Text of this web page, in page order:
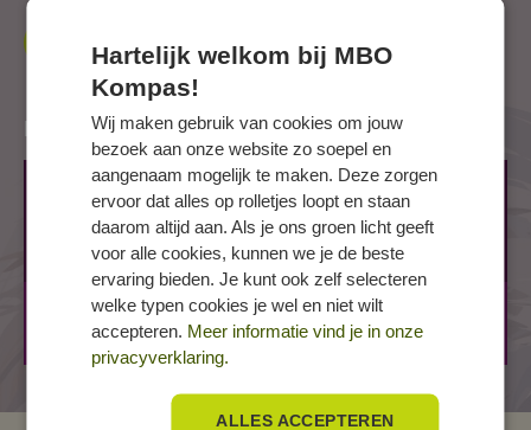
Naar website opleider
Locaties
GOES, Bessestraat
Bessestraat 4
4462 CM GOES
BOL
3 jaar
BBL
3 jaar
Hartelijk welkom bij MBO
Kompas!
Wij maken gebruik van cookies om jouw
bezoek aan onze website zo soepel en
aangenaam mogelijk te maken. Deze zorgen
ervoor dat alles op rolletjes loopt en staan
daarom altijd aan. Als je ons groen licht geeft
voor alle cookies, kunnen we je de beste
ervaring bieden. Je kunt ook zelf selecteren
welke typen cookies je wel en niet wilt
accepteren. Meer informatie vind je in onze
privacyverklaring.
ALLES ACCEPTEREN